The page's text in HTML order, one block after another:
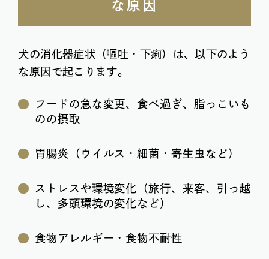
な原因
犬の消化器症状（嘔吐・下痢）は、以下のよう
な原因で起こります。
フードの急な変更、食べ過ぎ、脂っこいも
のの摂取
胃腸炎（ウイルス・細菌・寄生虫など）
ストレスや環境変化（旅行、来客、引っ越
し、多頭環境の変化など）
食物アレルギー・食物不耐性